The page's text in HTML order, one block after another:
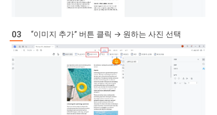
“이미지 추가” 버튼 클릭 → 원하는 사진 선택